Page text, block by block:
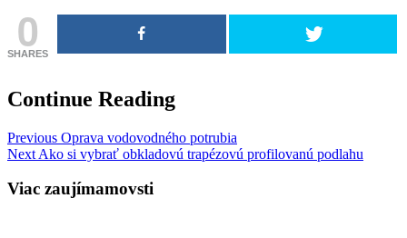
0
SHARES
Continue Reading
Previous Oprava vodovodného potrubia
Next Ako si vybrať obkladovú trapézovú profilovanú podlahu
Viac zaujímamovsti